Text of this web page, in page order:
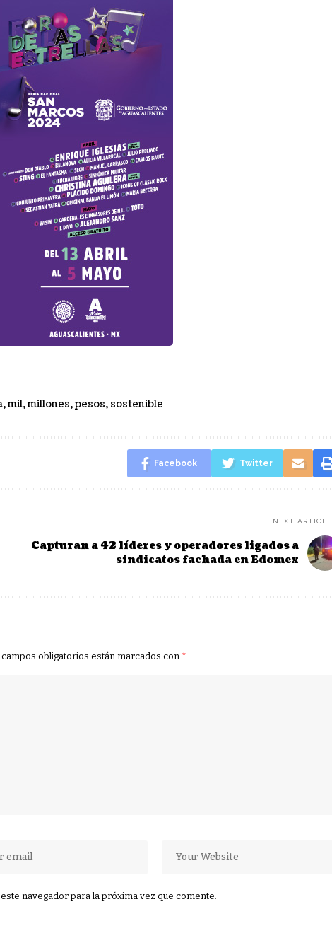
,mil,millones,pesos, sostenible
Facebook Twitter
NEXT ARTICLE
Capturan a 42 líderes y operadores ligados a
sindicatos fachada en Edomex
campos obligatorios están marcados con *
navegador para la próxima vez que comente.